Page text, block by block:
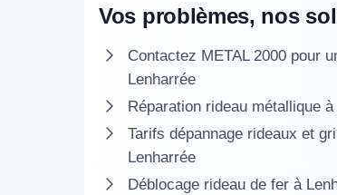
Vos problèmes, nos
Contactez METAL 2000 pour
Lenharrée
Réparation rideau métallique
Tarifs dépannage rideaux et
Lenharrée
Déblocage rideau de fer à
Code Postal
* Champs